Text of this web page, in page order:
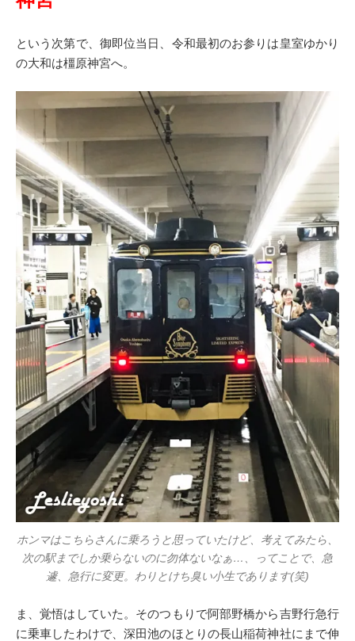
という次第で、御即位当日、令和最初のお参りは皇室ゆかり
の大和は橿原神宮へ。
ホンマはこちらさんに乗ろうと思っていたけど、考えてみたら、
次の駅までしか乗らないのに勿体ないなぁ…、ってことで、急
遽、急行に変更。わりとけち臭い小生であります(笑)
ま、覚悟はしていた。そのつもりで阿部野橋から吉野行急行
に乗車したわけで、深田池のほとりの長山稲荷神社にまで伸